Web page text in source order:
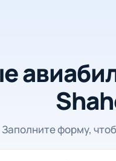
Заполните форму,